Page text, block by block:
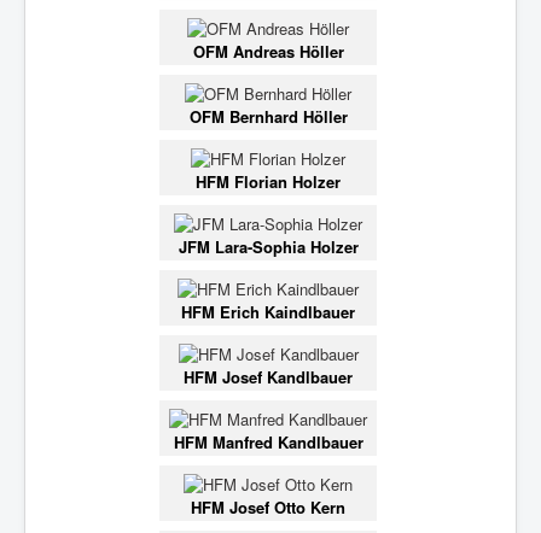
OFM Andreas Höller
OFM Bernhard Höller
HFM Florian Holzer
JFM Lara-Sophia Holzer
HFM Erich Kaindlbauer
HFM Josef Kandlbauer
HFM Manfred Kandlbauer
HFM Josef Otto Kern